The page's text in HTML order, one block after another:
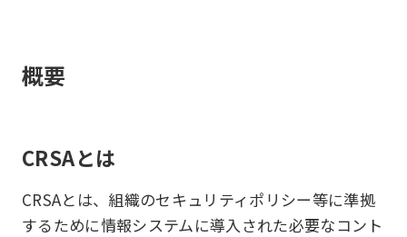
概要
CRSAとは
CRSAとは、組織のセキュリティポリシー等に準拠
するために情報システムに導入された必要なコント